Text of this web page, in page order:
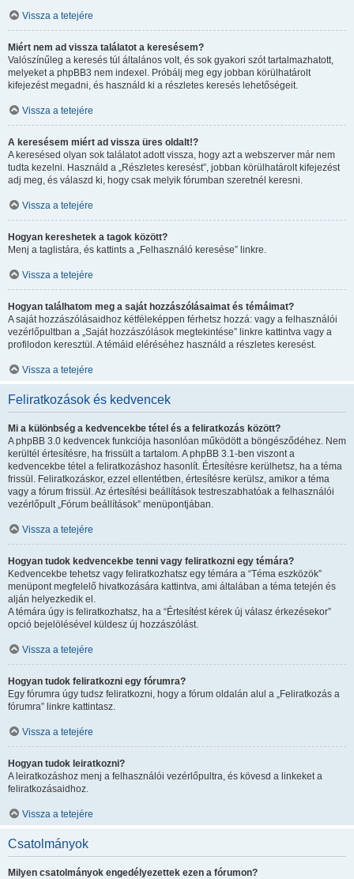
Vissza a tetejére
Miért nem ad vissza találatot a keresésem?
Valószínűleg a keresés túl általános volt, és sok gyakori szót tartalmazhatott,
melyeket a phpBB3 nem indexel. Próbálj meg egy jobban körülhatárolt
kifejezést megadni, és használd ki a részletes keresés lehetőségeit.
Vissza a tetejére
A keresésem miért ad vissza üres oldalt!?
A keresésed olyan sok találatot adott vissza, hogy azt a webszerver már nem
tudta kezelni. Használd a „Részletes keresést”, jobban körülhatárolt kifejezést
adj meg, és válaszd ki, hogy csak melyik fórumban szeretnél keresni.
Vissza a tetejére
Hogyan kereshetek a tagok között?
Menj a taglistára, és kattints a „Felhasználó keresése” linkre.
Vissza a tetejére
Hogyan találhatom meg a saját hozzászólásaimat és témáimat?
A saját hozzászólásaidhoz kétféleképpen férhetsz hozzá: vagy a felhasználói
vezérlőpultban a „Saját hozzászólások megtekintése” linkre kattintva vagy a
profilodon keresztül. A témáid eléréséhez használd a részletes keresést.
Vissza a tetejére
Feliratkozások és kedvencek
Mi a különbség a kedvencekbe tétel és a feliratkozás között?
A phpBB 3.0 kedvencek funkciója hasonlóan működött a böngésződéhez. Nem
kerültél értesítésre, ha frissült a tartalom. A phpBB 3.1-ben viszont a
kedvencekbe tétel a feliratkozáshoz hasonlít. Értesítésre kerülhetsz, ha a téma
frissül. Feliratkozáskor, ezzel ellentétben, értesítésre kerülsz, amikor a téma
vagy a fórum frissül. Az értesítési beállítások testreszabhatóak a felhasználói
vezérlőpult „Fórum beállítások” menüpontjában.
Vissza a tetejére
Hogyan tudok kedvencekbe tenni vagy feliratkozni egy témára?
Kedvencekbe tehetsz vagy feliratkozhatsz egy témára a “Téma eszközök”
menüpont megfelelő hivatkozására kattintva, ami általában a téma tetején és
alján helyezkedik el.
A témára úgy is feliratkozhatsz, ha a “Értesítést kérek új válasz érkezésekor”
opció bejelölésével küldesz új hozzászólást.
Vissza a tetejére
Hogyan tudok feliratkozni egy fórumra?
Egy fórumra úgy tudsz feliratkozni, hogy a fórum oldalán alul a „Feliratkozás a
fórumra” linkre kattintasz.
Vissza a tetejére
Hogyan tudok leiratkozni?
A leiratkozáshoz menj a felhasználói vezérlőpultra, és kövesd a linkeket a
feliratkozásaidhoz.
Vissza a tetejére
Csatolmányok
Milyen csatolmányok engedélyezettek ezen a fórumon?